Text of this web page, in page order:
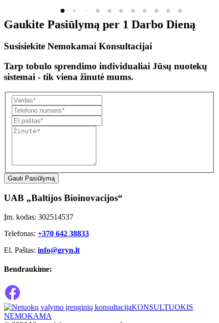
Gaukite Pasiūlymą per 1 Darbo Dieną
Susisiekite Nemokamai Konsultacijai
Tarp tobulo sprendimo individualiai Jūsų nuotekų
sistemai - tik viena žinutė mums.
Gauti Pasiūlymą
UAB „Baltijos Bioinovacijos“
Įm. kodas: 302514537
Telefonas: +370 642 38833
El. Paštas: info@gryn.lt
Bendraukime:
KONSULTUOKIS
NEMOKAMA